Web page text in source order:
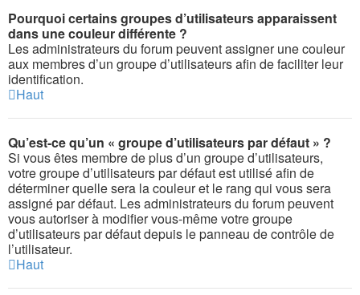
Pourquoi certains groupes d’utilisateurs apparaissent
dans une couleur différente ?
Les administrateurs du forum peuvent assigner une couleur
aux membres d’un groupe d’utilisateurs afin de faciliter leur
identification.
Haut
Qu’est-ce qu’un « groupe d’utilisateurs par défaut » ?
Si vous êtes membre de plus d’un groupe d’utilisateurs,
votre groupe d’utilisateurs par défaut est utilisé afin de
déterminer quelle sera la couleur et le rang qui vous sera
assigné par défaut. Les administrateurs du forum peuvent
vous autoriser à modifier vous-même votre groupe
d’utilisateurs par défaut depuis le panneau de contrôle de
l’utilisateur.
Haut